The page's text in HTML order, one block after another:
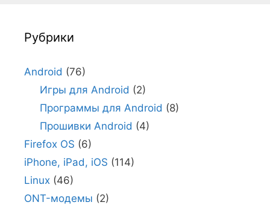
Рубрики
Android (76)
Игры для Android (2)
Программы для Android (8)
Прошивки Android (4)
Firefox OS (6)
iPhone, iPad, iOS (114)
Linux (46)
ONT-модемы (2)